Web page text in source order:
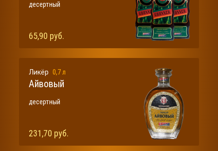
десертный
65,90 руб.
Ликёр 0,7 л
Айвовый
десертный
231,70 руб.